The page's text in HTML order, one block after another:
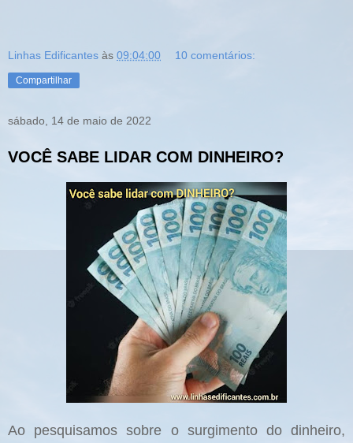
Linhas Edificantes às 09:04:00 10 comentários:
Compartilhar
sábado, 14 de maio de 2022
VOCÊ SABE LIDAR COM DINHEIRO?
Ao pesquisamos sobre o surgimento do dinheiro,